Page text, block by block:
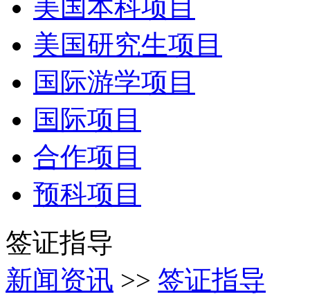
美国本科项目
美国研究生项目
国际游学项目
国际项目
合作项目
预科项目
签证指导
新闻资讯 >> 签证指导